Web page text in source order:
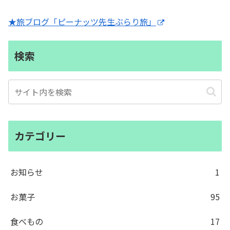
★旅ブログ「ピーナッツ先生ぶらり旅」
検索
カテゴリー
お知らせ
1
お菓子
95
食べもの
17